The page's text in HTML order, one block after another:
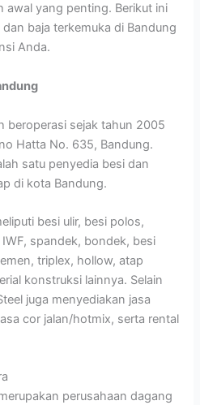
awal yang penting. Berikut ini
baja terkemuka di Bandung
Anda.
beroperasi sejak tahun 2005
Hatta No. 635, Bandung.
satu penyedia besi dan
di kota Bandung.
besi ulir, besi polos,
spandek, bondek, besi
triplex, hollow, atap
konstruksi lainnya. Selain
juga menyediakan jasa
cor jalan/hotmix, serta rental
perusahaan dagang